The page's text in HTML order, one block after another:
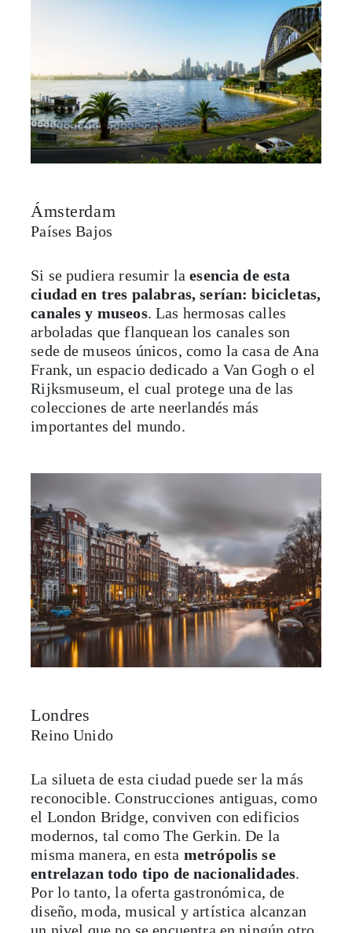
Ámsterdam
Si se pudiera resumir la
ciudad en tres palabras, serían: bicicletas,
arboladas que flanquean los canales son
sede de museos únicos, como la casa de Ana
Frank, un espacio dedicado a Van Gogh o el
Rijksmuseum, el cual protege una de las
colecciones de arte neerlandés más
importantes del mundo.
Londres
La silueta de esta ciudad puede ser la más
reconocible. Construcciones antiguas, como
modernos, tal como The Gerkin. De la
misma manera, en estametrópolis se
entrelazan todo tipo de nacionalidades.
Por lo tanto, la oferta gastronómica, de
diseño, moda, musical y artística alcanzan
un nivel que no se encuentra en ningún otro
lado.